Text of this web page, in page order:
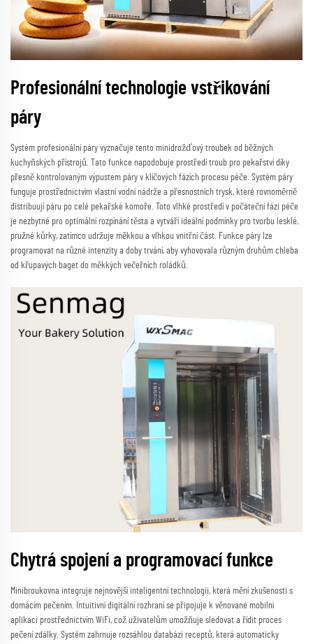
Profesionální technologie vstřikování
páry
Systém profesionální páry vyznačuje tento minidrožďový troubek od běžných
kuchyňských přístrojů. Tato funkce napodobuje prostředí troub pro pekařství díky
přesně kontrolovaným výpustem páry v klíčových fázích procesu péče. Systém páry
funguje prostřednictvím vlastní vodní nádrže a přesnostních trysk, které rovnoměrně
distribuují páru po celé pekařské komoře. Toto vlhké prostředí v počáteční fázi péče
je nezbytné pro optimální rozpínání těsta a vytváří ideální podmínky pro tvorbu lesklé,
pružné kůrky, zatímco udržuje měkkou a vlhkou vnitřní část. Funkce páry lze
programovat na různé intenzity a doby trvání, aby vyhovovala různým druhům chleba
od křupavých baget do měkkých večeřních roládků.
Chytrá spojení a programovací funkce
Minibroukovna integruje nejnovější inteligentní technologii, která mění zkušenosti s
domácím pečením. Intuitivní digitální rozhraní se připojuje k věnované mobilní
aplikaci prostřednictvím WiFi, což uživatelům umožňuje sledovat a řídit proces
pečení zdálky. Systém zahrnuje rozsáhlou databázi receptů, která automaticky